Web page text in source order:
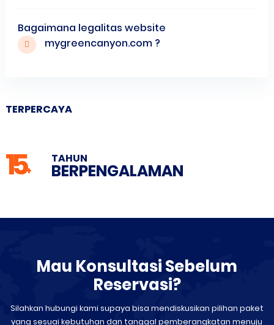
Bagaimana legalitas website
mygreencanyon.com ?
TERPERCAYA
15+
TAHUN
BERPENGALAMAN
Mau Konsultasi Sebelum
Reservasi?
Silahkan hubungi kami supaya bisa mendiskusikan pilihan paket
yang sesuai kebutuhan dan tanggal pemberangkatan menuju